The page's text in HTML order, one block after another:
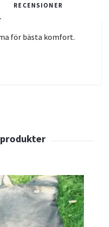
RECENSIONER
för bästa komfort.